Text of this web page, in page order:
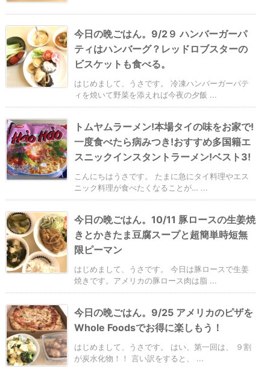
今日の晩ごはん。9/2９ ハンバーガーパ
ティはハンバーグ？レッドロブスターの
ビスケットも食べる。
はじめまして、うさです。 冷凍ハンバーガーパテ
ィを焼いて野菜を添えれば今夜の夕飯 ...
トムヤムラーメン!本場タイの味をお家で!
一度食べたら病みつき!おすすめ多国籍エ
スニックインスタントラーメン!ベスト3!
こんにちはうさです。 たまに急にタイ料理やエス
ニック料理が食べたくなることが… ...
今日の晩ごはん。10/11 豚ロースの生姜焼
きとかきたま豆腐スープと超簡単時短無
限ピーマン
はじめまして、うさです。 今日は豚ロースで生姜
焼きです。アメリカの豚ロース肉は脂 ...
今日の晩ごはん。9/25 アメリカのピザを
Whole Foodsでお得に楽しもう！
はじめまして、うさです。 はい、第一回は、 ９割
が炭水化物！！ 言い訳をすると、 ...